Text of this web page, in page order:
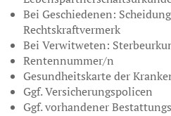
Bei Geschiedenen:
Rechtskraftvermerk
Bei Verwitweten:
Rentennummer/n
Gesundheitskarte der
Ggf. Versicherungspolicen
Ggf. vorhandener